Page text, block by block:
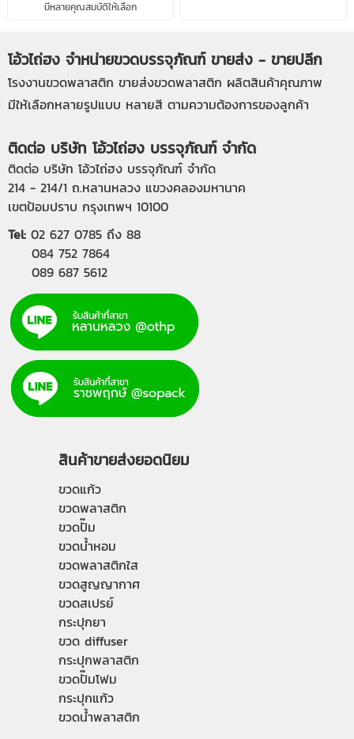
มีหลายคุณสมบัติให้เลือก
โอ้วไถ่ฮง จำหน่ายขวดบรรจุภัณฑ์ ขายส่ง - ขายปลีก
โรงงานขวดพลาสติก ขายส่งขวดพลาสติก ผลิตสินค้าคุณภาพ
มีให้เลือกหลายรูปแบบ หลายสี ตามความต้องการของลูกค้า
ติดต่อ บริษัท โอ้วไถ่ฮง บรรจุภัณฑ์ จำกัด
ติดต่อ บริษัท โอ้วไถ่ฮง บรรจุภัณฑ์ จำกัด
214 - 214/1 ถ.หลานหลวง แขวงคลองมหานาค
เขตป้อมปราบ กรุงเทพฯ 10100
Tel: 02 627 0785 ถึง 88
084 752 7864
089 687 5612
สินค้าขายส่งยอดนิยม
ขวดแก้ว
ขวดพลาสติก
ขวดปั๊ม
ขวดน้ำหอม
ขวดพลาสติกใส
ขวดสูญญากาศ
ขวดสเปรย์
กระปุกยา
ขวด diffuser
กระปุกพลาสติก
ขวดปั๊มโฟม
กระปุกแก้ว
ขวดน้ำพลาสติก